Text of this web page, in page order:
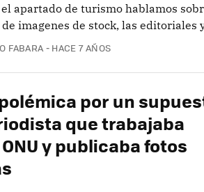
apartado de turismo hablamos
imagenes de stock, las editoriales
FABARA HACE 7 AÑOS
por un
que trabajaba
y publicaba fotos